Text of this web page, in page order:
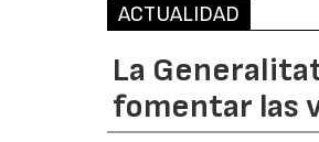
ACTUALIDAD
La
fomentar las